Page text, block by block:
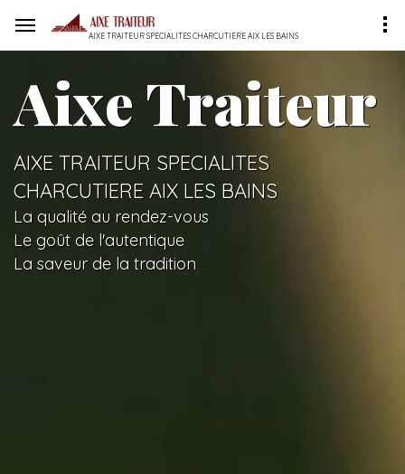
AIXE TRAITEUR SPECIALITES CHARCUTIERE AIX LES BAINS
Aixe Traiteur
AIXE TRAITEUR SPECIALITES
CHARCUTIERE AIX LES BAINS
La qualité au rendez-vous
Le goût de l'autentique
La saveur de la tradition